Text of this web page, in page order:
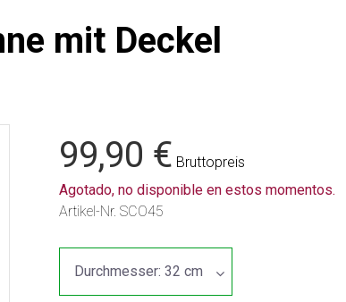
mit Deckel
99,90 € Bruttopreis
Agotado, no disponible en estos momentos.
Artikel-Nr. SCO45